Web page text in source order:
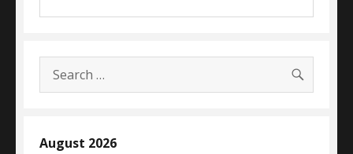
Search
for:
August 2026